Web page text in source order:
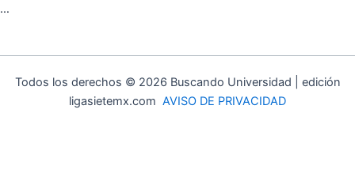
…
Todos los derechos © 2026 Buscando Universidad | edición
ligasietemx.com AVISO DE PRIVACIDAD